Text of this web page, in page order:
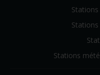
Stations